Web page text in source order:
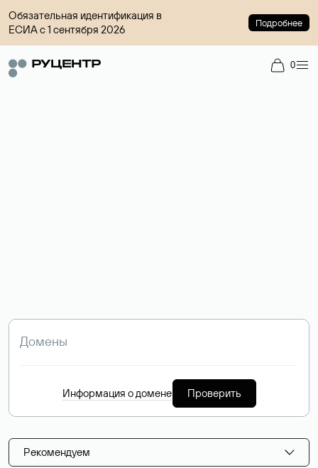
Обязательная идентификация в
ЕСИА с 1 сентября 2026
Подробнее
0
Информация о домене Проверить
Рекомендуем